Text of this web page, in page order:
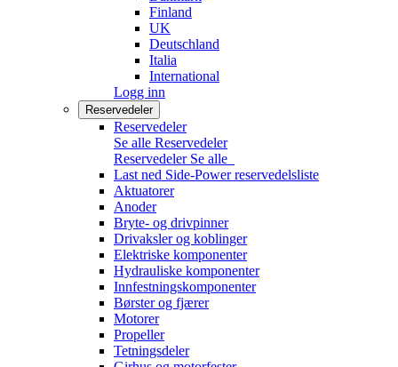
Finland
UK
Deutschland
Italia
International
Logg inn
Reservedeler
Reservedeler
Se alle Reservedeler
Reservedeler Se alle
Last ned Side-Power reservedelsliste
Aktuatorer
Anoder
Bryte- og drivpinner
Drivaksler og koblinger
Elektriske komponenter
Hydrauliske komponenter
Innfestningskomponenter
Børster og fjærer
Motorer
Propeller
Tetningsdeler